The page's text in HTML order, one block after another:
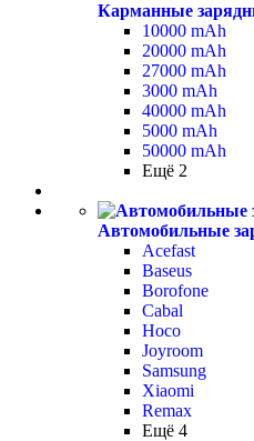
Карманные
10000 mAh
20000 mAh
27000 mAh
3000 mAh
40000 mAh
5000 mAh
50000 mAh
Ещё 2
Автомобильные
Acefast
Baseus
Borofone
Cabal
Hoco
Joyroom
Samsung
Xiaomi
Remax
Ещё 4